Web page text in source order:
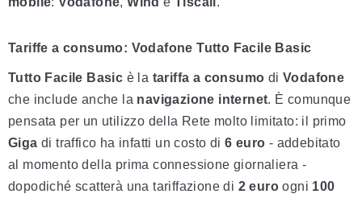
Tariffe a consumo: Vodafone Tutto Facile Basic
Tutto Facile Basic è la tariffa a consumo diVodafone
che include anche la navigazione internet. È comunque
pensata per un utilizzo della Rete molto limitato: il primo
Giga di traffico ha infatti un costo di6 euro - addebitato
al momento della prima connessione giornaliera -
dopodiché scatterà una tariffazione di 2 euro ogni 100